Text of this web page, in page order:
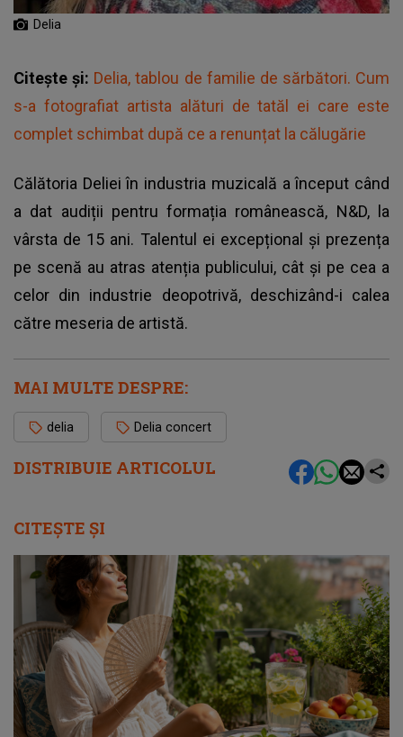
DISTRIBUIE ARTICOLUL
Delia
Citește și: Delia, tablou de familie de sărbători. Cum
s-a fotografiat artista alături de tatăl ei care este
complet schimbat după ce a renunțat la călugărie
Călătoria Deliei în industria muzicală a început când
a dat audiții pentru formația românească, N&D, la
vârsta de 15 ani. Talentul ei excepțional și prezența
pe scenă au atras atenția publicului, cât și pe cea a
celor din industrie deopotrivă, deschizând-i calea
către meseria de artistă.
MAI MULTE DESPRE:
delia Delia concert
CITEȘTE ȘI